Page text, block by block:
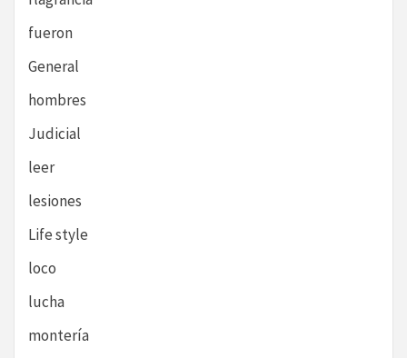
fueron
General
hombres
Judicial
leer
lesiones
Life style
loco
lucha
montería